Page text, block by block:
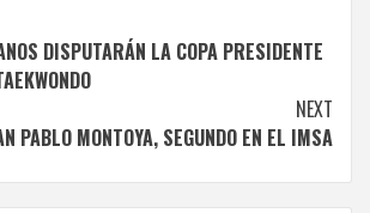
DISPUTARÁN LA COPA PRESIDENTE
NEXT
PABLO MONTOYA, SEGUNDO EN EL IMSA